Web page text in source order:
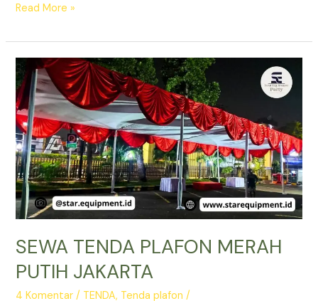
SEWA
PLAFON
PASAR
MINGGU
JAKARTA
SELATAN
Read More »
SEWA TENDA PLAFON MERAH
PUTIH JAKARTA
4 Komentar / TENDA, Tenda plafon /